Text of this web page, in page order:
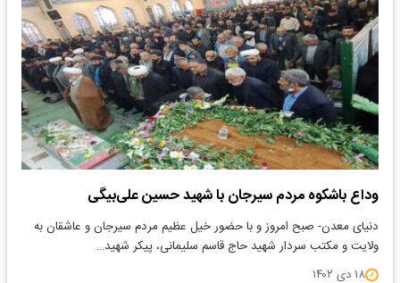
وداع باشکوه مردم سیرجان با شهید حسین علی‌بیگی
دنیای معدن- صبح امروز و با حضور خیل عظیم مردم سیرجان و عاشقان به
ولایت و مکتب سردار شهید حاج قاسم سلیمانی، پیکر شهید…
۱۸ دی ۱۴۰۲